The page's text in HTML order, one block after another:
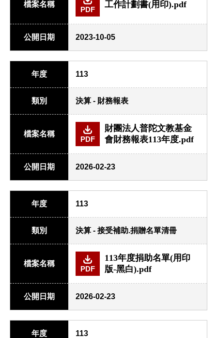
檔案名稱
PDF
工作計劃書(用印).pdf
公開日期 2023-10-05
年度 113
類別 決算 - 財務報表
檔案名稱
PDF
財團法人普陀文教基金
會財務報表113年度.pdf
公開日期 2026-02-23
年度 113
類別 決算 - 接受補助.捐贈名單清冊
檔案名稱
PDF
113年度捐助名單(用印
版-黑白).pdf
公開日期 2026-02-23
年度 113